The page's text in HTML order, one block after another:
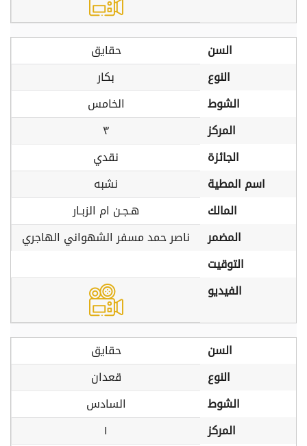
السن
حقايق
النوع
بكار
الشوط
الخامس
المركز
٣
الجائزة
نقدي
اسم المطية
نشبه
المالك
هـجـن ام الزبـار
المضمر
ناصر حمد مسفر الشهواني الهاجري
التوقيت
الفيديو
السن
حقايق
النوع
قعدان
الشوط
السادس
المركز
١